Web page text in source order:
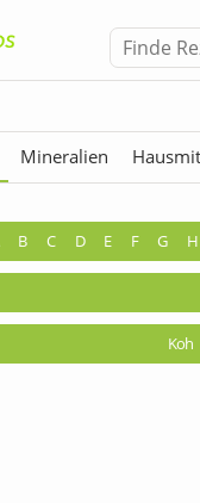
Mineralien
B C D E F G H
Koh